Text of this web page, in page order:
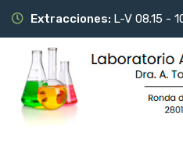
Extracciones: L-V 08.15 -